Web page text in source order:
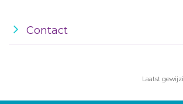
Contact
Laatst